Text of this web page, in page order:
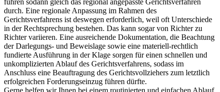
führen sodann gleich das regional angepasste Gerichtsverfahren
durch. Eine regionale Anpassung im Rahmen des
Gerichtsverfahrens ist deswegen erforderlich, weil oft Unterschiede
in der Rechtsprechung bestehen. Das kann sogar von Richter zu
Richter variieren. Eine ausreichende Dokumentation, die Beachtung
der Darlegungs- und Beweislage sowie eine materiell-rechtlich
fundierte Ausführung in der Klage sorgen für einen schnellen und
unkomplizierten Ablauf des Gerichtsverfahrens, sodass im
Anschluss eine Beauftragung des Gerichtsvollziehers zum letztlich
erfolgreichen Forderungseinzug führen dürfte.